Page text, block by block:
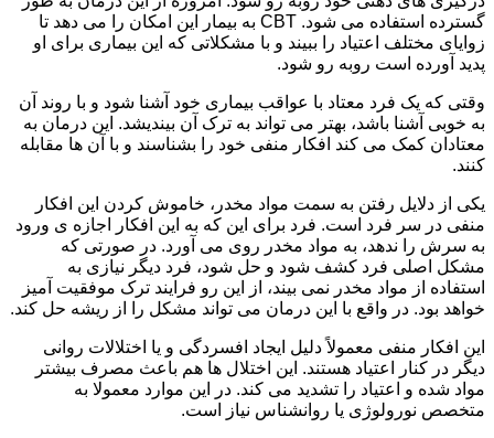
گسترده استفاده می شود. CBT به بیمار این امکان را می دهد تا
زوایای مختلف اعتیاد را ببیند و با مشکلاتی که این بیماری برای او
پدید آورده است روبه رو شود.
وقتی که یک فرد معتاد با عواقب بیماری خود آشنا شود و با روند آن
به خوبی آشنا باشد، بهتر می تواند به ترک آن بیندیشد. این درمان به
معتادان کمک می کند افکار منفی خود را بشناسند و با آن ها مقابله
کنند.
یکی از دلایل رفتن به سمت مواد مخدر، خاموش کردن این افکار
منفی در سر فرد است. فرد برای این که به این افکار اجازه ی ورود
به سرش را ندهد، به مواد مخدر روی می آورد. در صورتی که
مشکل اصلی فرد کشف شود و حل شود، فرد دیگر نیازی به
استفاده از مواد مخدر نمی بیند، از این رو فرایند ترک موفقیت آمیز
خواهد بود. در واقع با این درمان می تواند مشکل را از ریشه حل کند.
این افکار منفی معمولاً دلیل ایجاد افسردگی و یا اختلالات روانی
دیگر در کنار اعتیاد هستند. این اختلال ها هم باعث مصرف بیشتر
مواد شده و اعتیاد را تشدید می کند. در این موارد معمولا به
متخصص نورولوژی یا روانشناس نیاز است.